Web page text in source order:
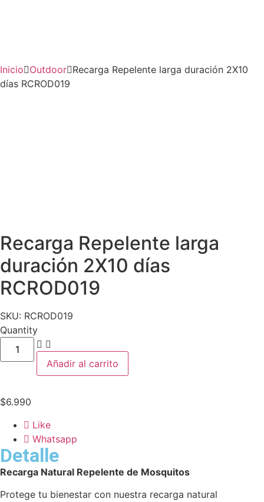
Inicio Outdoor Recarga Repelente larga duración 2X10
días RCROD019
Recarga Repelente larga
duración 2X10 días
RCROD019
SKU: RCROD019
Quantity
Añadir al carrito
$6.990
Like
Whatsapp
Detalle
Recarga Natural Repelente de Mosquitos
Protege tu bienestar con nuestra recarga natural